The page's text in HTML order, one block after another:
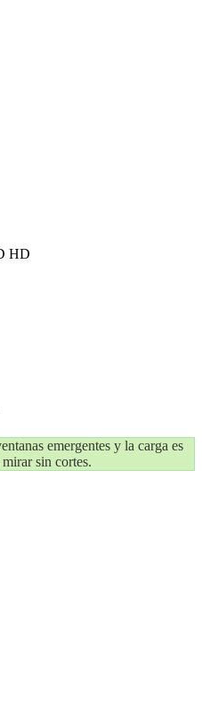
HD
emergentes y la carga es
sin cortes.